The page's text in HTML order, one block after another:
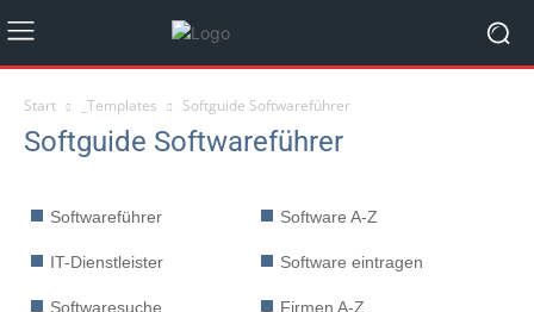
Start _Templates Softguide Softwareführer
Softguide Softwareführer
Softwareführer Software A-Z
IT-Dienstleister Software eintragen
Softwaresuche Firmen A-Z